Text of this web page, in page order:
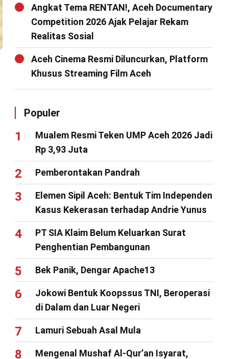
Angkat Tema RENTAN!, Aceh Documentary
Competition 2026 Ajak Pelajar Rekam
Realitas Sosial
Aceh Cinema Resmi Diluncurkan, Platform
Khusus Streaming Film Aceh
Populer
Mualem Resmi Teken UMP Aceh 2026 Jadi
Rp 3,93 Juta
Pemberontakan Pandrah
Elemen Sipil Aceh: Bentuk Tim Independen
Kasus Kekerasan terhadap Andrie Yunus
PT SIA Klaim Belum Keluarkan Surat
Penghentian Pembangunan
Bek Panik, Dengar Apache13
Jokowi Bentuk Koopssus TNI, Beroperasi
di Dalam dan Luar Negeri
Lamuri Sebuah Asal Mula
Mengenal Mushaf Al-Qur’an Isyarat,